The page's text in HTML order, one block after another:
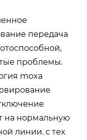
передача
проблемы.
moxa
на нормальную
линии. с тех